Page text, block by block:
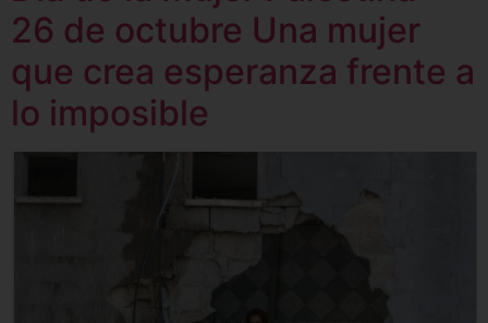
26 de octubre Una mujer
que crea esperanza frente a
lo imposible